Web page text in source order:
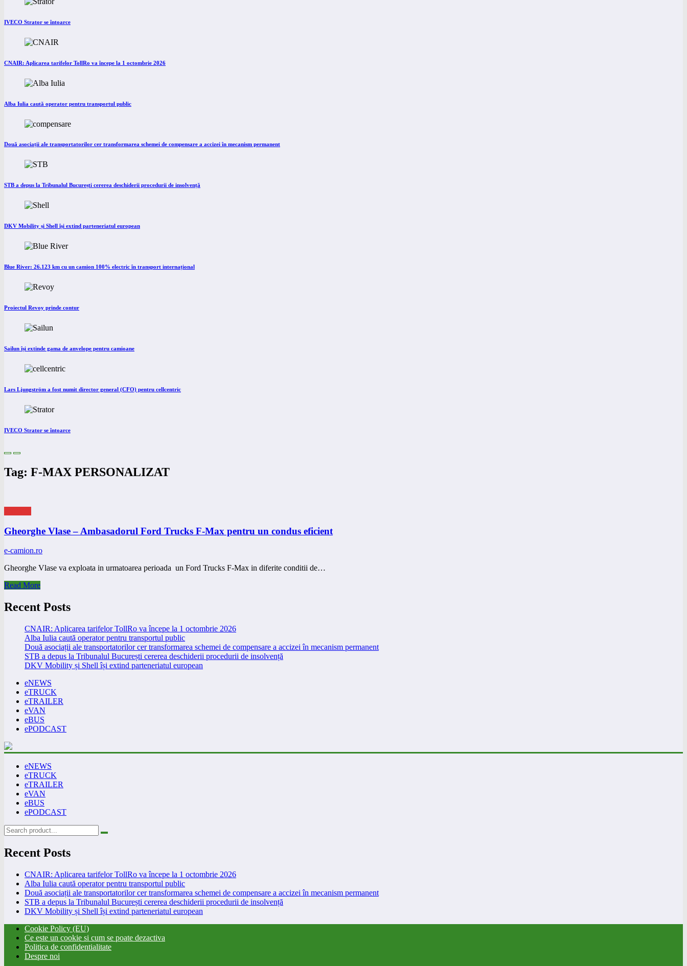
IVECO Strator se întoarce
CNAIR: Aplicarea tarifelor TollRo va începe la 1 octombrie 2026
Alba Iulia caută operator pentru transportul public
Două asociații ale transportatorilor cer transformarea schemei de compensare a accizei în mecanism permanent
STB a depus la Tribunalul București cererea deschiderii procedurii de insolvență
DKV Mobility și Shell își extind parteneriatul european
Blue River: 26.123 km cu un camion 100% electric în transport internațional
Proiectul Revoy prinde contur
Sailun își extinde gama de anvelope pentru camioane
Lars Ljungström a fost numit director general (CFO) pentru cellcentric
IVECO Strator se întoarce
Tag: F-MAX PERSONALIZAT
Gheorghe Vlase – Ambasadorul Ford Trucks F-Max pentru un condus eficient
e-camion.ro
Gheorghe Vlase va exploata in urmatoarea perioada un Ford Trucks F-Max in diferite conditii de…
Read More
Recent Posts
CNAIR: Aplicarea tarifelor TollRo va începe la 1 octombrie 2026
Alba Iulia caută operator pentru transportul public
Două asociații ale transportatorilor cer transformarea schemei de compensare a accizei în mecanism permanent
STB a depus la Tribunalul București cererea deschiderii procedurii de insolvență
DKV Mobility și Shell își extind parteneriatul european
eNEWS
eTRUCK
eTRAILER
eVAN
eBUS
ePODCAST
eNEWS
eTRUCK
eTRAILER
eVAN
eBUS
ePODCAST
Recent Posts
CNAIR: Aplicarea tarifelor TollRo va începe la 1 octombrie 2026
Alba Iulia caută operator pentru transportul public
Două asociații ale transportatorilor cer transformarea schemei de compensare a accizei în mecanism permanent
STB a depus la Tribunalul București cererea deschiderii procedurii de insolvență
DKV Mobility și Shell își extind parteneriatul european
Cookie Policy (EU)
Ce este un cookie si cum se poate dezactiva
Politica de confidentialitate
Despre noi